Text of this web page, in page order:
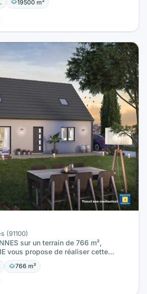
19500 m²
(91100)
sur un terrain de 766 m²,
vous propose de réaliser cette
surface…
766 m²